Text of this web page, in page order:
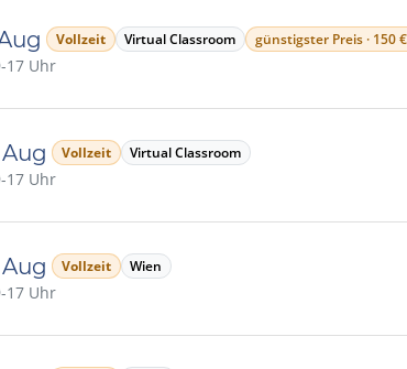
Vollzeit Virtual Classroom günstigster Preis · 150
17 Uhr
Aug Vollzeit Virtual Classroom
17 Uhr
Aug Vollzeit Wien
17 Uhr